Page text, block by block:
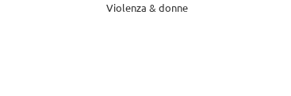
Violenza & donne